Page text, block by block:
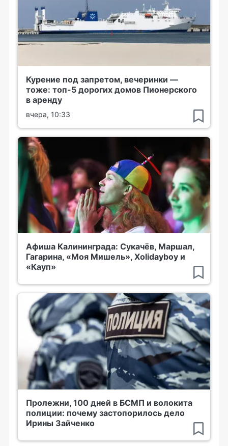
Курение под запретом, вечеринки —
тоже: топ-5 дорогих домов Пионерского
в аренду
вчера, 10:33
Афиша Калининграда: Сукачёв, Маршал,
Гагарина, «Моя Мишель», Xolidayboy и
«Кауп»
Пролежни, 100 дней в БСМП и волокита
полиции: почему застопорилось дело
Ирины Зайченко